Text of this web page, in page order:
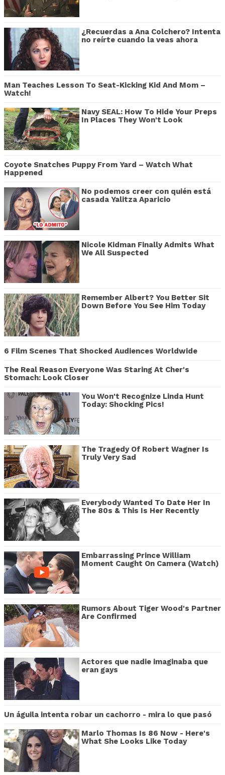
¿Recuerdas a Ana Colchero? Intenta
no reírte cuando la veas ahora
Man Teaches Lesson To Seat-Kicking Kid And Mom –
Watch!
Navy SEAL: How To Hide Your Preps
In Places They Won't Look
Coyote Snatches Puppy From Yard – Watch What
Happened
No podemos creer con quién está
casada Yalitza Aparicio
Nicole Kidman Finally Admits What
We All Suspected
Remember Albert? You Better Sit
Down Before You See Him Today
6 Film Scenes That Shocked Audiences Worldwide
The Real Reason Everyone Was Staring At Cher's
Stomach: Look Closer
You Won't Recognize Linda Hunt
Today: Shocking Pics!
The Tragedy Of Robert Wagner Is
Truly Very Sad
Everybody Wanted To Date Her In
The 80s & This Is Her Recently
Embarrassing Prince William
Moment Caught On Camera (Watch)
Rumors About Tiger Wood's Partner
Are Confirmed
Actores que nadie imaginaba que
eran gays
Un águila intenta robar un cachorro - mira lo que pasó
Marlo Thomas Is 86 Now - Here's
What She Looks Like Today